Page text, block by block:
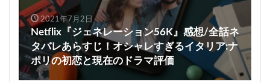
2021年7月2日
Netflix『ジェネレーション56K』感想/全話ネ
タバレあらすじ！オシャレすぎるイタリア:ナ
ポリの初恋と現在のドラマ評価